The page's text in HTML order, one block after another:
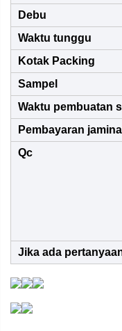
Debu
Waktu tunggu
Kotak Packing
Sampel
Waktu pembuatan
Pembayaran
Qc
Jika ada